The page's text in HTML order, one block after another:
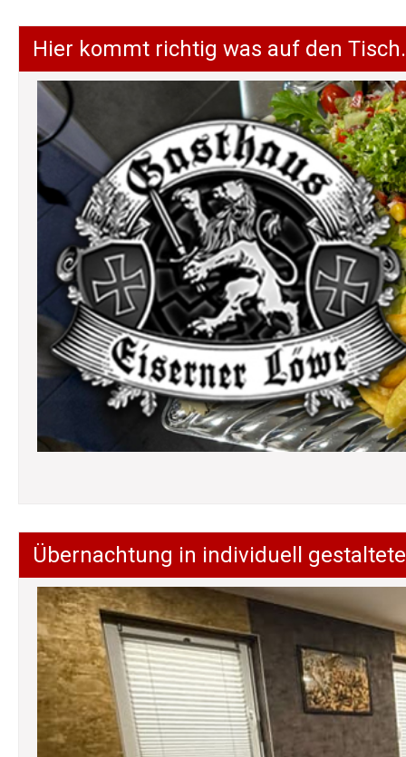
Hier kommt richtig was auf den Tisch.
Übernachtung in individuell